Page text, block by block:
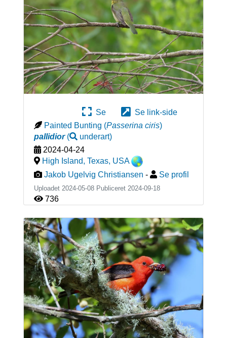
Se
Se link-side
Painted Bunting (Passerina ciris)
pallidior( underart)
2024-04-24
High Island, Texas, USA
Jakob Ugelvig Christiansen - Se profil
Uploadet 2024-05-08 Publiceret 2024-09-18
736